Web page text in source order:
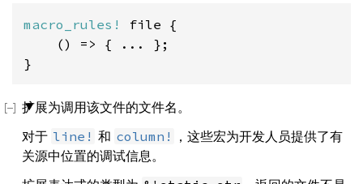
macro_rules! file {
    () => { ... };
}
扩展为调用该文件的文件名。
对于 line! 和 column!
，这些宏为开发人员提供了有
关源中位置的调试信息。